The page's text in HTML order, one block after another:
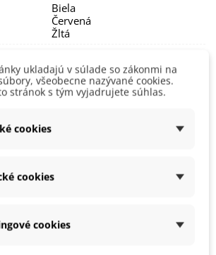
ale i tak je vhodné ju
Biela
Červená
Žltá
Máj
Červená
SemenaOnline
Trvalky
ukladajú v súlade so zákonmi na
všeobecne nazývané cookies.
stránok s tým vyjadrujete súhlas.
cookies
cookies
cookies